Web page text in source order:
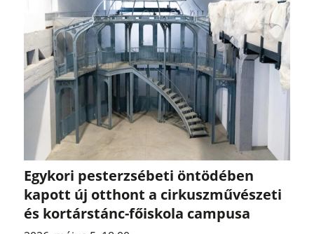
Egykori pesterzsébeti öntödében
kapott új otthont a cirkuszművészeti
és kortárstánc-főiskola campusa